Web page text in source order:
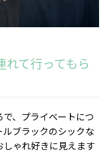
れて行ってもら
、プライベートにつ
ブラックのシックな
ゃれ好きに見えます